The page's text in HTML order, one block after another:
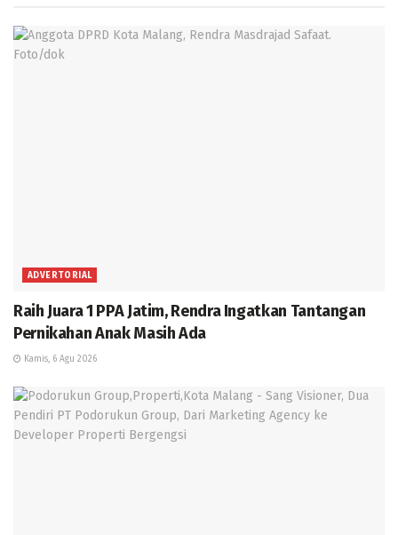
ADVERTORIAL
Raih Juara 1 PPA Jatim, Rendra Ingatkan Tantangan
Pernikahan Anak Masih Ada
Kamis, 6 Agu 2026